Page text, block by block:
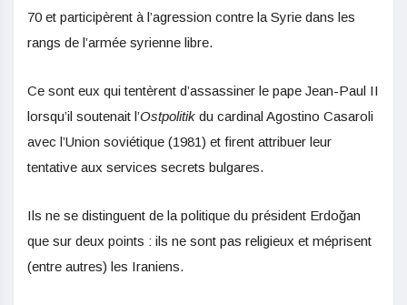
70 et participèrent à l’agression contre la Syrie dans les
rangs de l’armée syrienne libre.
Ce sont eux qui tentèrent d’assassiner le pape Jean-Paul II
lorsqu’il soutenait l’Ostpolitik du cardinal Agostino Casaroli
avec l’Union soviétique (1981) et firent attribuer leur
tentative aux services secrets bulgares.
Ils ne se distinguent de la politique du président Erdoğan
que sur deux points : ils ne sont pas religieux et méprisent
(entre autres) les Iraniens.